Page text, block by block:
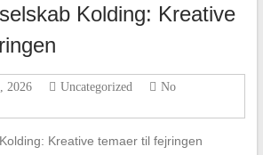
Kolding: Kreative
2026 Uncategorized
No
Kreative temaer til fejringen